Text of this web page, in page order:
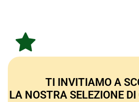
TI INVITIAMO A
LA NOSTRA SELEZIONE